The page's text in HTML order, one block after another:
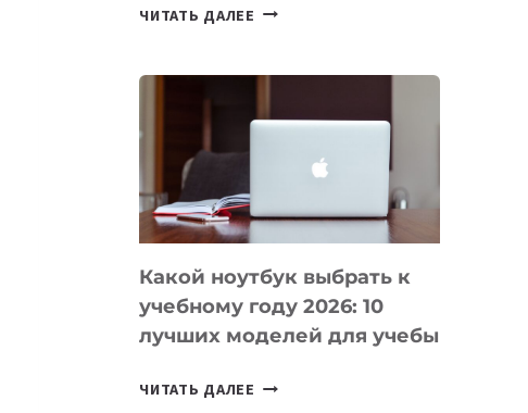
ЧИТАТЬ ДАЛЕЕ
КОТОРЫЕ
СОЗДАВАТЬ
БЕЗ
КОДА
Какой ноутбук выбрать к
учебному году 2026: 10
лучших моделей для учебы
ЧИТАТЬ ДАЛЕЕ КАКОЙ